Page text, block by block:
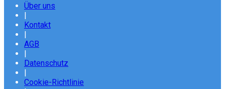
Über uns
|
Kontakt
|
AGB
|
Datenschutz
|
Cookie-Richtlinie